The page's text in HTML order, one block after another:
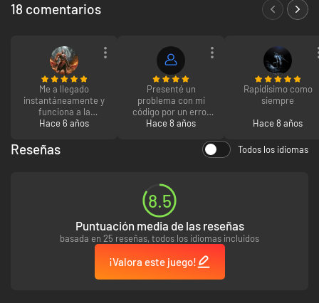
18 comentarios
Me a llegado
instantáneamente y
funciona a la
perfección.
Hace 6 años
Presenté un
problema con mi
código por un error
de parte de IG pero
minutos ellos me lo
Hace 8 años
Rapidisimo como
siempre
Hace 8 años
Reseñas Todos los idiomas
8.5
Puntuación media de las reseñas
basada en 25 reseñas, todos los idiomas incluidos
¡Valora este juego!